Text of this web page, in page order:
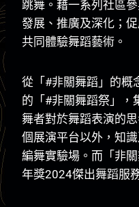
跳舞。藉一系列社區
發展、推廣及深化；
共同體驗舞蹈藝術。
從「#非關舞蹈」的概
的「#非關舞蹈祭」，
舞者對於舞蹈表演的
個展演平台以外，知
編舞實驗場。而「非
年獎2024傑出舞蹈服